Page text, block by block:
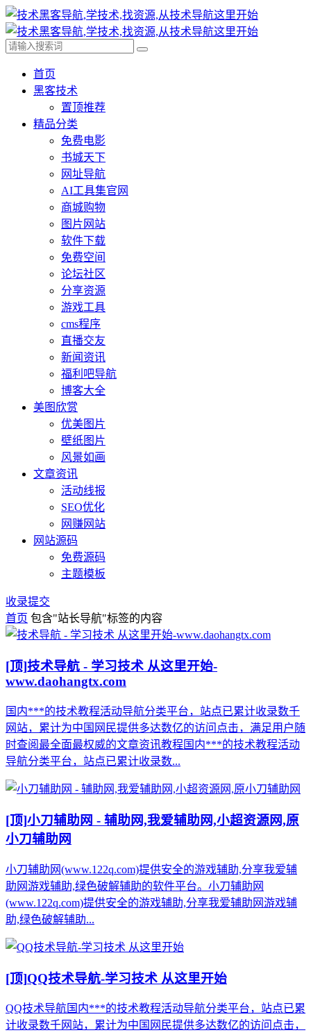
首页
黑客技术
置顶推荐
精品分类
免费电影
书城天下
网址导航
AI工具集官网
商城购物
图片网站
软件下载
免费空间
论坛社区
分享资源
游戏工具
cms程序
直播交友
新闻资讯
福利吧导航
博客大全
美图欣赏
优美图片
壁纸图片
风景如画
文章资讯
活动线报
SEO优化
网赚网站
网站源码
免费源码
主题模板
收录提交
首页 包含"站长导航"标签的内容
[顶]技术导航 - 学习技术 从这里开始-
www.daohangtx.com
国内***的技术教程活动导航分类平台，站点已累计收录数千
网站，累计为中国网民提供多达数亿的访问点击，满足用户随
时查阅最全面最权威的文章资讯教程国内***的技术教程活动
导航分类平台，站点已累计收录数...
[顶]小刀辅助网 - 辅助网,我爱辅助网,小超资源网,原
小刀辅助网
小刀辅助网(www.122q.com)提供安全的游戏辅助,分享我爱辅
助网游戏辅助,绿色破解辅助的软件平台。小刀辅助网
(www.122q.com)提供安全的游戏辅助,分享我爱辅助网游戏辅
助,绿色破解辅助...
[顶]QQ技术导航-学习技术 从这里开始
QQ技术导航国内***的技术教程活动导航分类平台，站点已累
计收录数千网站，累计为中国网民提供多达数亿的访问点击，